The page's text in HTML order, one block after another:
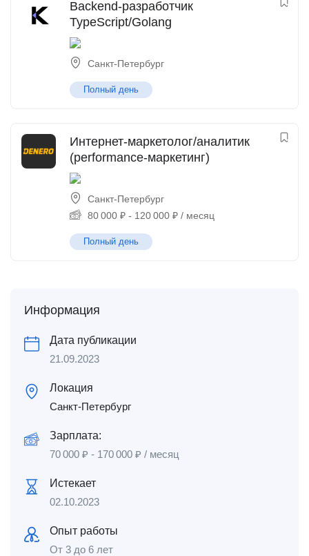
Backend-разработчик
TypeScript/Golang
Санкт-Петербург
Полный день
Интернет-маркетолог/аналитик
(performance-маркетинг)
Санкт-Петербург
80 000 ₽ - 120 000 ₽ / месяц
Полный день
Информация
Дата публикации
21.09.2023
Локация
Санкт-Петербург
Зарплата:
70 000 ₽ - 170 000 ₽ / месяц
Истекает
02.10.2023
Опыт работы
От 3 до 6 лет